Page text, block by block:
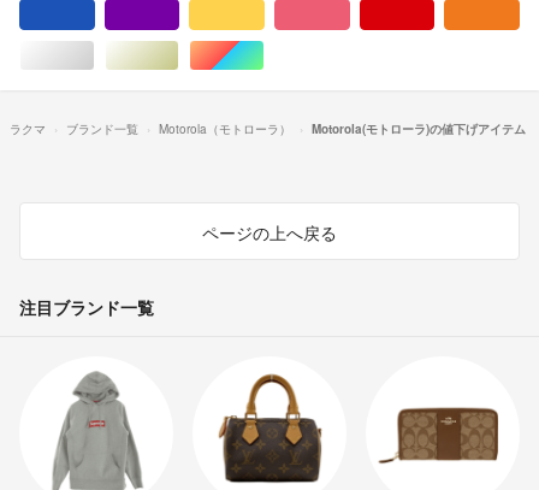
シルバー/銀色系ゴールド/金色系マルチカラー
ラクマ ブランド一覧 Motorola（モトローラ） Motorola(モトローラ)の値下げアイテム
ページの上へ戻る
注目ブランド一覧